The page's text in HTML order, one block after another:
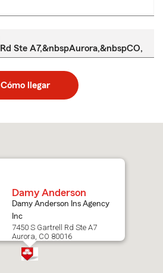
Cómo llegar
to
Damy Anderson
Damy Anderson Ins Agency
Inc
7450 S Gartrell Rd Ste A7
Aurora, CO 80016